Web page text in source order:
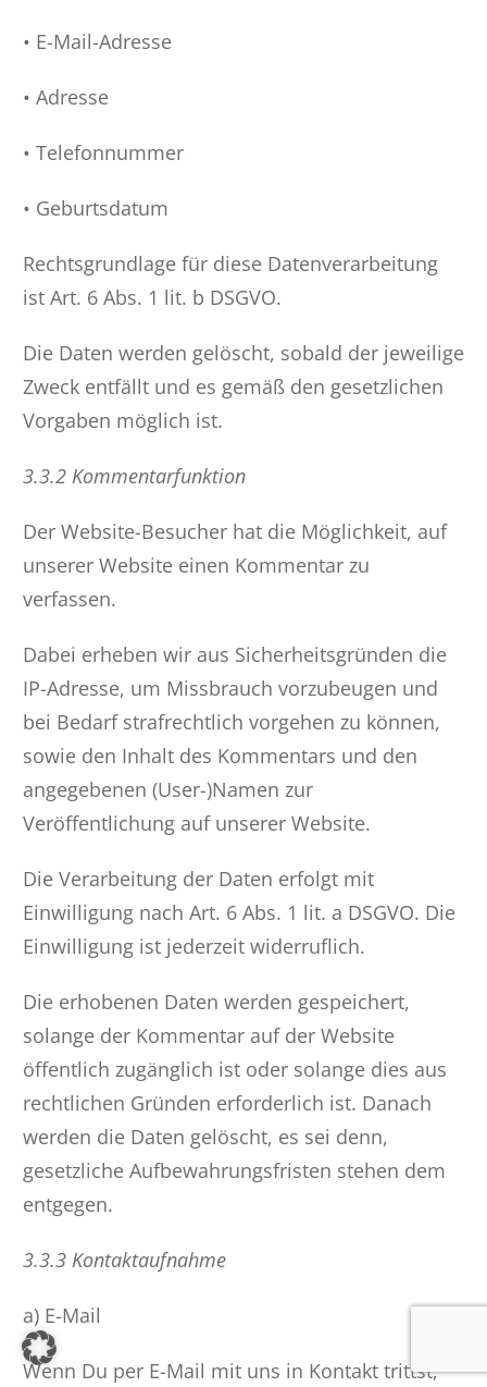
• E-Mail-Adresse
• Adresse
• Telefonnummer
• Geburtsdatum
Rechtsgrundlage für diese Datenverarbeitung
ist Art. 6 Abs. 1 lit. b DSGVO.
Die Daten werden gelöscht, sobald der jeweilige
Zweck entfällt und es gemäß den gesetzlichen
Vorgaben möglich ist.
3.3.2 Kommentarfunktion
Der Website-Besucher hat die Möglichkeit, auf
unserer Website einen Kommentar zu
verfassen.
Dabei erheben wir aus Sicherheitsgründen die
IP-Adresse, um Missbrauch vorzubeugen und
bei Bedarf strafrechtlich vorgehen zu können,
sowie den Inhalt des Kommentars und den
angegebenen (User-)Namen zur
Veröffentlichung auf unserer Website.
Die Verarbeitung der Daten erfolgt mit
Einwilligung nach Art. 6 Abs. 1 lit. a DSGVO. Die
Einwilligung ist jederzeit widerruflich.
Die erhobenen Daten werden gespeichert,
solange der Kommentar auf der Website
öffentlich zugänglich ist oder solange dies aus
rechtlichen Gründen erforderlich ist. Danach
werden die Daten gelöscht, es sei denn,
gesetzliche Aufbewahrungsfristen stehen dem
entgegen.
3.3.3 Kontaktaufnahme
a) E-Mail
Wenn Du per E-Mail mit uns in Kontakt trittst,